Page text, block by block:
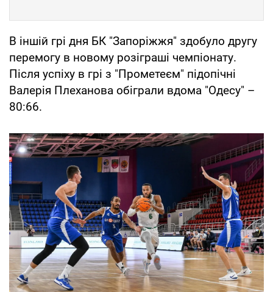
В іншій грі дня БК "Запоріжжя" здобуло другу
перемогу в новому розіграші чемпіонату.
Після успіху в грі з "Прометеєм" підопічні
Валерія Плеханова обіграли вдома "Одесу" –
80:66.